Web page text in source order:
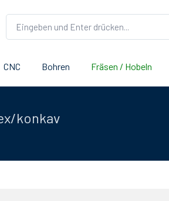
CNC Bohren Fräsen / Hobeln
konkav